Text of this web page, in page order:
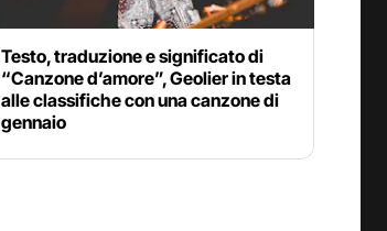
Testo, traduzione e significato di
“Canzone d’amore”, Geolier in testa
alle classifiche con una canzone di
gennaio